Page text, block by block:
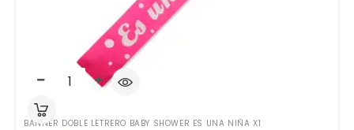
BANNER DOBLE LETRERO BABY SHOWER ES UNA NIÑA X1